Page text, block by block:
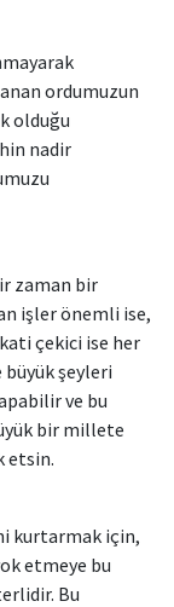
ordumuzun
olduğu
nadir
zaman bir
işler önemli ise,
çekici ise her
şeyleri
ve bu
bir millete
etsin.
kurtarmak için,
etmeye bu
Bu